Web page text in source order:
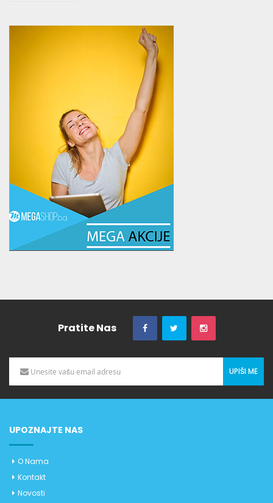
Pratite Nas
UPIŠI ME
UPOZNAJTE NAS
O Nama
Kontakt
Novosti